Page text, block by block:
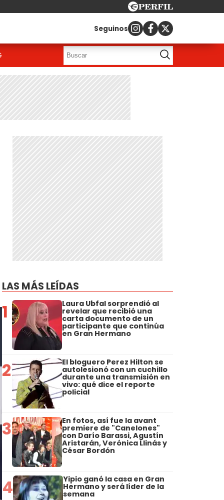
Seguinos
LAS MÁS LEÍDAS
1 Laura Ubfal sorprendió al
revelar que recibió una
carta documento de un
participante que continúa
en Gran Hermano
2 El bloguero Perez Hilton se
autolesionó con un cuchillo
durante una transmisión en
vivo: qué dice el reporte
policial
3 En fotos, así fue la avant
premiere de "Canelones"
con Darío Barassi, Agustín
Aristarán, Verónica Llinás y
César Bordón
4 Yipio ganó la casa en Gran
Hermano y será líder de la
semana